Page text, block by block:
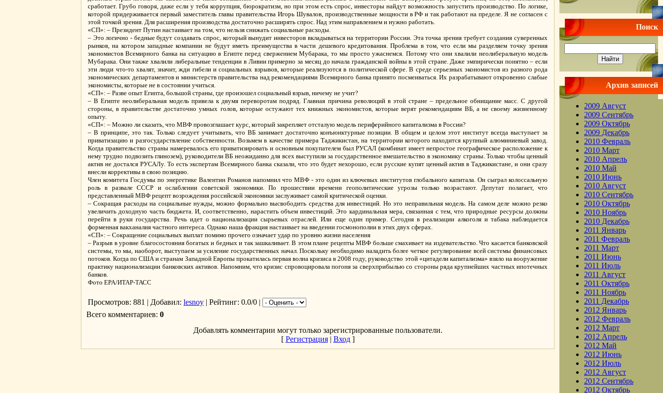
сработает. Грубо говоря, даже если у тебя коррупция, бюрократизм, но при этом есть спрос, инвесторы найдут возможность запустить производство. По логике,
которой придерживается первый заместитель главы правительства Игорь Шувалов, производственные мощности в РФ и так работают на пределе. Я не согласен с
этой точкой зрения. Для расширения производства достаточно расширять спрос. Над этим направлением и нужно работать.
«СП»: – Президент Путин настаивает на том, что нельзя снижать социальные расходы.
– Это логично - бедные будут создавать спрос, который вынудит инвесторов вкладываться на территории России. Эта точка зрения требует создания суверенных
рынков, на котором западные компании не будут иметь преимущества в части дешевого кредитования. Проблема в том, что если мы разделяем точку зрения
экономистов Всемирного банка на ситуацию в Египте перед свержением Мубарака, то мы просто ужаснемся. Потому что они хвалили неолиберальную модель
Мубарака. Они также хвалили либеральные тенденции в Ливии примерно за месяц до начала гражданской войны в этой стране. Даже эмпирически понятно – если
эти люди что-то хвалят, значит, жди гибели и социальных взрывов, которые реализуются в политической сфере. В среде серьезных экономистов из разного рода
экономических департаментов и министерств правительства над рекомендациями Всемирного банка принято посмеиваться. Их разрабатывают откровенно слабые
экономисты, которые не в состоянии учиться.
«СП»: – Разве опыт Египта, большой страны, где произошел социальный взрыв, ничему не учит?
– В Египте неолиберальная модель привела к двумя переворотам подряд. Главная причина революций в этой стране – предельное обнищание масс. С другой
стороны, в правительстве достаточно умных голов, которые остужают тех книжных экономистов, которые верят рекомендациям ВБ, а не своему жизненному
опыту.
«СП»: – Можно ли сказать, что МВФ провозглашает курс, который закрепляет отсталую модель периферийного капитализма в России?
– В принципе, это так. Только следует учитывать, что ВБ занимает достаточно конъюнктурные позиции. В общем и целом этот институт всегда выступает за
приватизацию и разгосударствление собственности. Возьмем в качестве примера Таджикистан, на территории которого находится крупный алюминиевый завод.
Когда правительство страны намеревалось его приватизировать и основным покупателем был РУСАЛ (комбинат имеет непростое географическое расположение к
нему трудно подвозить глинозем), руководители ВБ неожиданно для всех выступили за государственное вмешательство в экономику страны. Только чтобы ценный
актив не достался РУСАЛу. То есть экспертам Всемирного банка сказали, что это будет нехорошо, если русские купят ценный актив в Таджикистане, и они сразу
внесли коррективы в свою позицию.
Член комитета Госдумы по энергетике Валентин Романов напомнил что МВФ - это один из ключевых институтов глобального капитала. Он сыграл колоссальную
роль в развале СССР и ослаблении советской экономики. По прошествии времени геополитические угрозы только возрастают. Депутат полагает, что
представленный МВФ рецепт возрождения российской экономики заслуживает самой критической оценки.
– Сокращая расходы на социальные нужды, можно формально высвободить средства для инвестиций. Но это неправильная модель. На самом деле можно резко
увеличить доходную часть бюджета. И, соответственно, нарастить объем инвестиций. Это кардинальная мера, связанная с тем, что природные ресурсы должны
перейти в руки государства. Речь идет о национализации сырьевых отраслей. Или еще один пример. Сегодня в реализации алкоголя и табака наблюдается
форменная вакханалия частного интереса. Однако наша фракция настаивает на введении госмонополии в этих двух сферах.
«СП»: – Сокращение социальных выплат помимо прочего означает удар по уровню жизни населения
– Разрыв в уровне благосостояния богатых и бедных и так зашкаливает. В этом плане рецепты МВФ больше смахивает на издевательство. Что касается банковской
системы, то мы, наоборот, выступаем за усиление государственных начал. Поскольку необходимо наладить более четкое регулирование всей системы финансовых
потоков. Когда по США и странам Западной Европы прокатилась первая волна кризиса в 2008 году, руководство этой «цитадели капитализма» взяло на вооружение
практику национализации банковских активов. Напомним, что кризис спровоцировала погоня за сверхприбылью со стороны ряда крупнейших частных ипотечных
банков.
Фото EPA/ИТАР-ТАСС
Просмотров: 881 | Добавил: lesnoy | Рейтинг: 0.0/0 |
Всего комментариев: 0
Добавлять комментарии могут только зарегистрированные пользователи.
[ Регистрация| Вход]
Поиск
Архив записей
2009 Август
2009 Сентябрь
2009 Октябрь
2009 Декабрь
2010 Февраль
2010 Март
2010 Апрель
2010 Май
2010 Июнь
2010 Август
2010 Сентябрь
2010 Октябрь
2010 Ноябрь
2010 Декабрь
2011 Январь
2011 Февраль
2011 Март
2011 Июнь
2011 Июль
2011 Август
2011 Октябрь
2011 Ноябрь
2011 Декабрь
2012 Январь
2012 Февраль
2012 Март
2012 Апрель
2012 Май
2012 Июнь
2012 Июль
2012 Август
2012 Сентябрь
2012 Октябрь